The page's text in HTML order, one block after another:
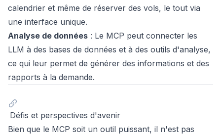
calendrier et même de réserver des vols, le tout via
une interface unique.
Analyse de données : Le MCP peut connecter les
LLM à des bases de données et à des outils d'analyse,
ce qui leur permet de générer des informations et des
rapports à la demande.
Défis et perspectives d'avenir
Bien que le MCP soit un outil puissant, il n'est pas